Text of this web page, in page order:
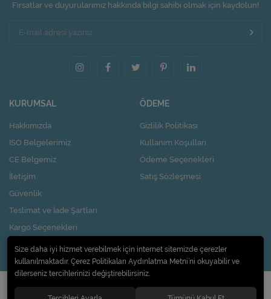
Fırsatlar ve duyurularımız hakkında bilgi sahibi olmak için kaydolun!
KURUMSAL
Hakkımızda
ISO Belgelerimiz
CE Belgemiz
İletişim
Güvenlik
Teslimat ve İade Şartları
Kargo Seçenekleri
Nasıl Kupon Kazanırım?
ÖDEME
Gizlilik Politikası
Kullanım Koşulları
Ödeme Seçenekleri
Satış Sözleşmesi
© 2020Pi Design İç ve Dış Ticaret Limited Şirketi. Tüm hakları saklıdır.
Size daha iyi hizmet verebilmek için internet sitemizde çerezler
kullanılmaktadır. Çerez Politikaları Aydınlatma Metni’ni okuyabilir ve
dilerseniz tercihlerinizi değiştirebilirsiniz.